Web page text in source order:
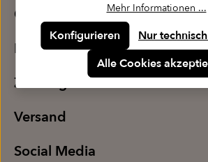
Onlineshop
Business
Zahlung
Versand
Social Media
Mehr Informationen ...
Nur
Konfigurieren
Alle Cookies